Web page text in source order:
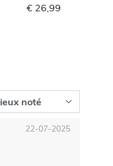
€ 26,99
22-07-2025